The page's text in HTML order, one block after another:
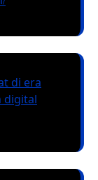
di era
digital